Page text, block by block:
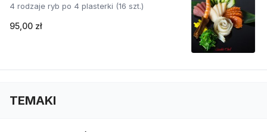
4 rodzaje ryb po 4 plasterki (16 szt.)
95,00 zł
TEMAKI